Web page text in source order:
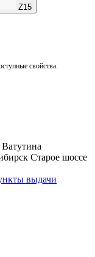
Z15
свойства.
Старое шоссе
выдачи